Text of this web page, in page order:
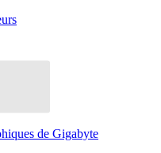
de Gigabyte